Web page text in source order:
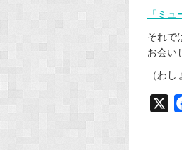
「ミ
それで
お会い
（わし